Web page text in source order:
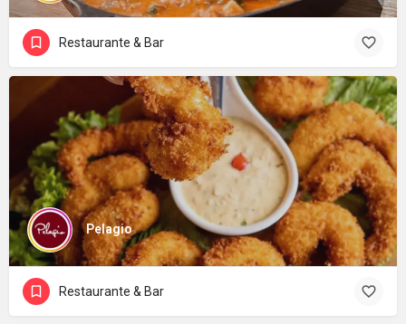
Restaurante & Bar
Pelagio
Restaurante & Bar